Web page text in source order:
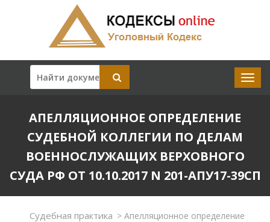
АПЕЛЛЯЦИОННОЕ ОПРЕДЕЛЕНИЕ
СУДЕБНОЙ КОЛЛЕГИИ ПО ДЕЛАМ
ВОЕННОСЛУЖАЩИХ ВЕРХОВНОГО
СУДА РФ ОТ 10.10.2017 N 201-АПУ17-39СП
Судебная практика > Апелляционное определение